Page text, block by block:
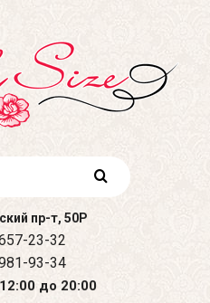
пр-т, 50Р
23-32
93-34
до 20:00